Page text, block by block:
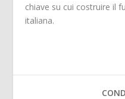
chiave su cui costruire il
italiana.